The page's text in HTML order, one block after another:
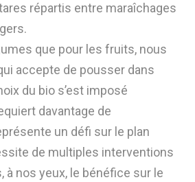
répartis entre maraîchages
que pour les fruits, nous
accepte de pousser dans
du bio s’est imposé
davantage de
un défi sur le plan
de multiples interventions
à nos yeux, le bénéfice sur le